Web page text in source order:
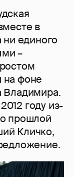
в
ни единого
–
на фоне
Владимира.
году из-
прошлой
Кличко,